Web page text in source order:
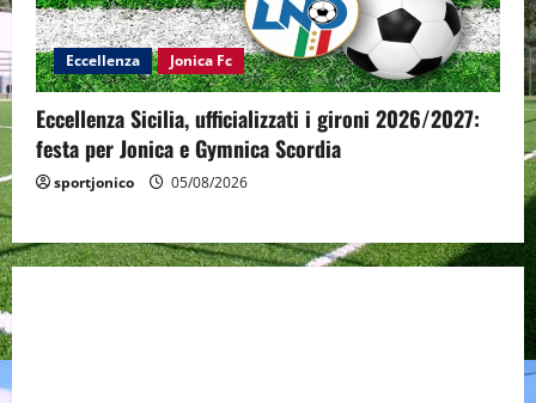
Eccellenza Jonica Fc
Eccellenza Sicilia, ufficializzati i gironi 2026/2027:
festa per Jonica e Gymnica Scordia
sportjonico 05/08/2026